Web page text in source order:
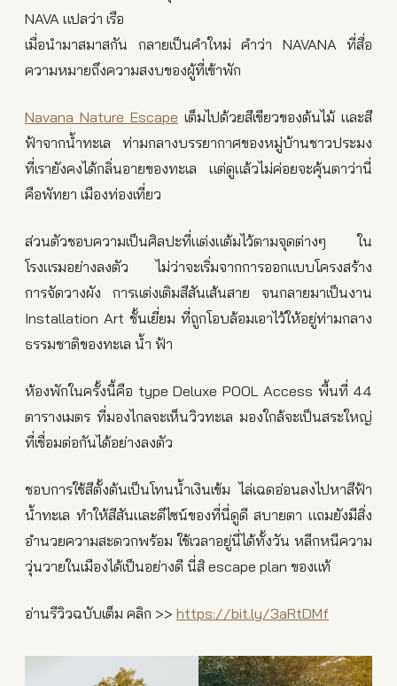
NAVA แปลว่า เรือ
เมื่อนำมาสมาสกัน กลายเป็นคำใหม่ คำว่า NAVANA ที่สื่อ
ความหมายถึงความสงบของผู้ที่เข้าพัก
Navana Nature Escape เต็มไปด้วยสีเขียวของต้นไม้ และสี
ฟ้าจากน้ำทะเล ท่ามกลางบรรยากาศของหมู่บ้านชาวประมง
ที่เรายังคงได้กลิ่นอายของทะเล แต่ดูแล้วไม่ค่อยจะคุ้นตาว่านี่
คือพัทยา เมืองท่องเที่ยว
ส่วนตัวชอบความเป็นศิลปะที่แต่งแต้มไว้ตามจุดต่างๆ ใน
โรงแรมอย่างลงตัว ไม่ว่าจะเริ่มจากการออกแบบโครงสร้าง
การจัดวางผัง การแต่งเติมสีสันเส้นสาย จนกลายมาเป็นงาน
Installation Art ชั้นเยี่ยม ที่ถูกโอบล้อมเอาไว้ให้อยู่ท่ามกลาง
ธรรมชาติของทะเล น้ำ ฟ้า
ห้องพักในครั้งนี้คือ type Deluxe POOL Access พื้นที่ 44
ตารางเมตร ที่มองไกลจะเห็นวิวทะเล มองใกล้จะเป็นสระใหญ่
ที่เชื่อมต่อกันได้อย่างลงตัว
ชอบการใช้สีตั้งต้นเป็นโทนน้ำเงินเข้ม ไล่เฉดอ่อนลงไปหาสีฟ้า
น้ำทะเล ทำให้สีสันและดีไซน์ของที่นี่ดูดี สบายตา แถมยังมีสิ่ง
อำนวยความสะดวกพร้อม ใช้เวลาอยู่นี่ได้ทั้งวัน หลีกหนีความ
วุ่นวายในเมืองได้เป็นอย่างดี นี่สิ escape plan ของแท้
อ่านรีวิวฉบับเต็ม คลิก >> https://bit.ly/3aRtDMf